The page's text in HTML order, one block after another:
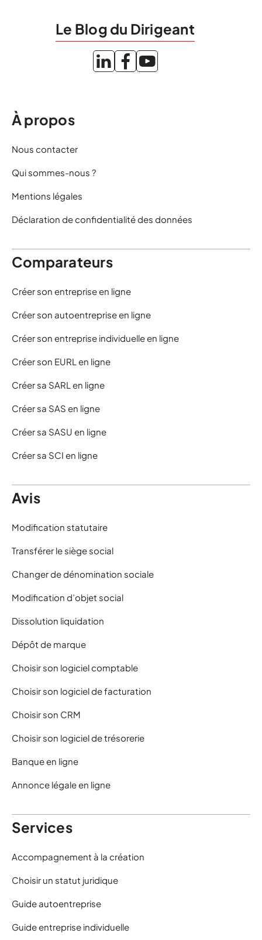
Le Blog du Dirigeant
À propos
Nous contacter
Qui sommes-nous ?
Mentions légales
Déclaration de confidentialité des données
Comparateurs
Créer son entreprise en ligne
Créer son autoentreprise en ligne
Créer son entreprise individuelle en ligne
Créer son EURL en ligne
Créer sa SARL en ligne
Créer sa SAS en ligne
Créer sa SASU en ligne
Créer sa SCI en ligne
Avis
Modification statutaire
Transférer le siège social
Changer de dénomination sociale
Modification d’objet social
Dissolution liquidation
Dépôt de marque
Choisir son logiciel comptable
Choisir son logiciel de facturation
Choisir son CRM
Choisir son logiciel de trésorerie
Banque en ligne
Annonce légale en ligne
Services
Accompagnement à la création
Choisir un statut juridique
Guide autoentreprise
Guide entreprise individuelle